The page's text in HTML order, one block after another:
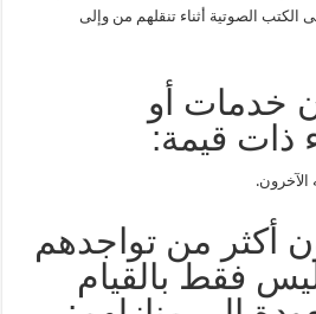
إلى الكتب الصوتية أثناء تنقلهم من وإلى
خدمات أو
ذات قيمة:
الآخرون.
أكثر من تواجدهم
فقط بالقيام